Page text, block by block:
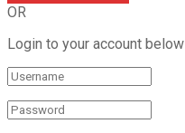
OR
Login to your account below